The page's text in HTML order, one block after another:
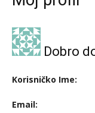
Dobro
Korisničko Ime:
Email: